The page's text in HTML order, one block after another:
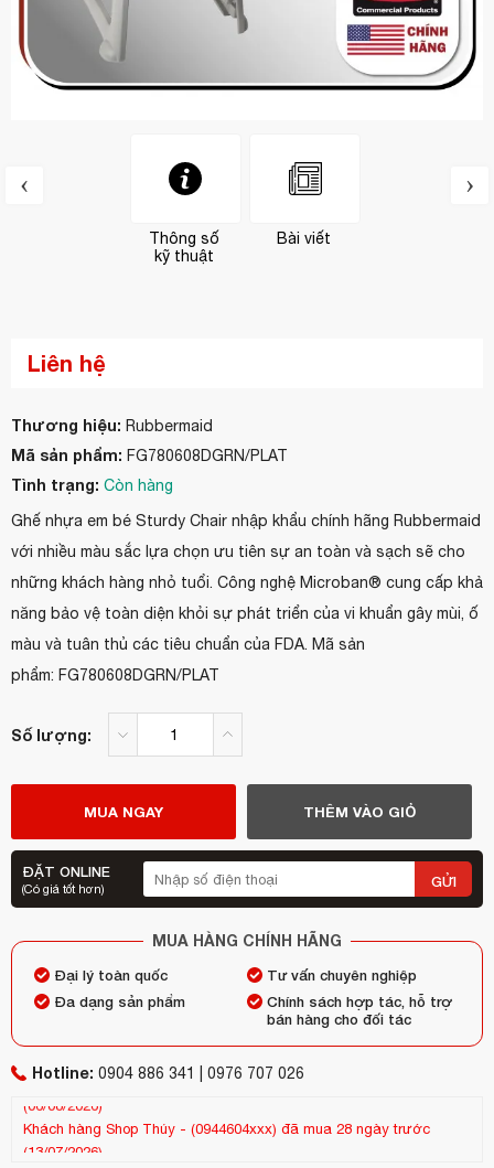
Thông số
kỹ thuật
Bài viết
‹ ›
Liên hệ
Thương hiệu: Rubbermaid
Mã sản phẩm: FG780608DGRN/PLAT
Tình trạng: Còn hàng
Ghế nhựa em bé Sturdy Chair nhập khẩu chính hãng Rubbermaid
với nhiều màu sắc lựa chọn ưu tiên sự an toàn và sạch sẽ cho
những khách hàng nhỏ tuổi. Công nghệ Microban® cung cấp khả
năng bảo vệ toàn diện khỏi sự phát triển của vi khuẩn gây mùi, ố
màu và tuân thủ các tiêu chuẩn của FDA. Mã sản
phẩm: FG780608DGRN/PLAT
Số lượng:
MUA NGAY THÊM VÀO GIỎ
ĐẶT ONLINE
(Có giá tốt hơn) GỬI
MUA HÀNG CHÍNH HÃNG
Đại lý toàn quốc
Tư vấn chuyên nghiệp
Đa dạng sản phẩm
Chính sách hợp tác, hỗ trợ
bán hàng cho đối tác
Hotline: 0904 886 341 | 0976 707 026
Khách hàng
(13/07/2026)